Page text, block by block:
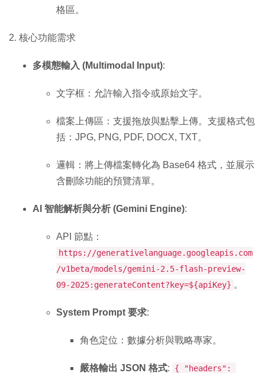
格區。
2. 核心功能需求
多模態輸入 (Multimodal Input):
文字框：允許輸入指令或原始文字。
檔案上傳區：支援拖放與點擊上傳。支援格式包
括：JPG, PNG, PDF, DOCX, TXT。
邏輯：將上傳檔案轉化為 Base64 格式，並展示
含刪除功能的預覽清單。
AI 智能解析與分析 (Gemini Engine):
API 節點：
https://generativelanguage.googleapis.com
/v1beta/models/gemini-2.5-flash-preview-
09-2025:generateContent?key=${apiKey} 。
System Prompt 要求:
角色定位：數據分析與戰略專家。
嚴格輸出 JSON 格式:
{ "headers":